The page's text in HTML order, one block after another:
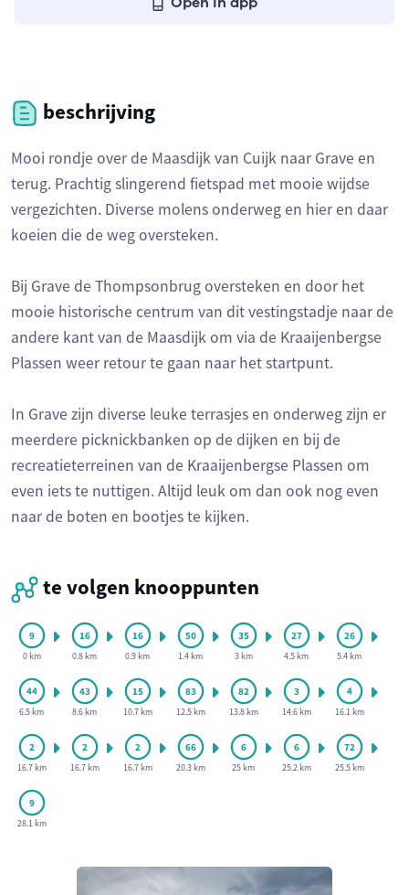
beschrijving
Mooi rondje over de Maasdijk van Cuijk naar Grave en
terug. Prachtig slingerend fietspad met mooie wijdse
vergezichten. Diverse molens onderweg en hier en daar
koeien die de weg oversteken.
Bij Grave de Thompsonbrug oversteken en door het
mooie historische centrum van dit vestingstadje naar de
andere kant van de Maasdijk om via de Kraaijenbergse
Plassen weer retour te gaan naar het startpunt.
In Grave zijn diverse leuke terrasjes en onderweg zijn er
meerdere picknickbanken op de dijken en bij de
recreatieterreinen van de Kraaijenbergse Plassen om
even iets te nuttigen. Altijd leuk om dan ook nog even
naar de boten en bootjes te kijken.
te volgen knooppunten
0 km 0.8 km 0.9 km 1.4 km 3 km 4.5 km 5.4 km
6.5 km 8.6 km 10.7 km 12.5 km 13.8 km 14.6 km 16.1 km
16.7 km 16.7 km 16.7 km 20.3 km 25 km 25.2 km 25.5 km
28.1 km